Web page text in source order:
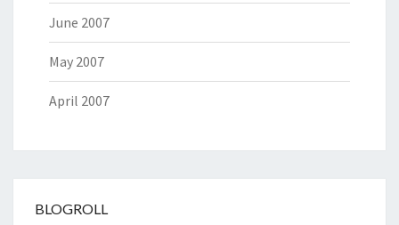
June 2007
May 2007
April 2007
BLOGROLL